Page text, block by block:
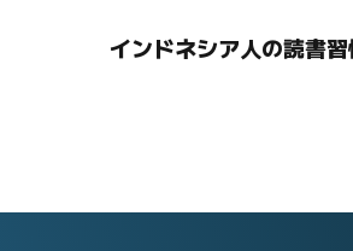
インドネシア人の読書習